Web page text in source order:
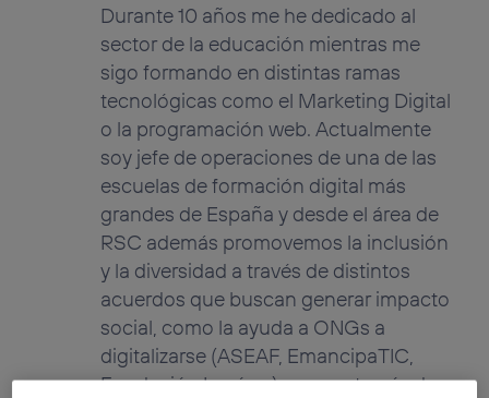
Durante 10 años me he dedicado al
sector de la educación mientras me
sigo formando en distintas ramas
tecnológicas como el Marketing Digital
o la programación web. Actualmente
soy jefe de operaciones de una de las
escuelas de formación digital más
grandes de España y desde el área de
RSC además promovemos la inclusión
y la diversidad a través de distintos
acuerdos que buscan generar impacto
social, como la ayuda a ONGs a
digitalizarse (ASEAF, EmancipaTIC,
Fundación Luzón...) como a través de